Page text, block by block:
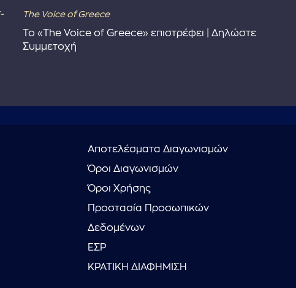
The Voice of Greece
Το «The Voice of Greece» επιστρέφει | Δηλώστε
Συμμετοχή
Αποτελέσματα Διαγωνισμών
Όροι Διαγωνισμών
Όροι Χρήσης
Προστασία Προσωπικών
Δεδομένων
ΕΣΡ
ΚΡΑΤΙΚΗ ΔΙΑΦΗΜΙΣΗ